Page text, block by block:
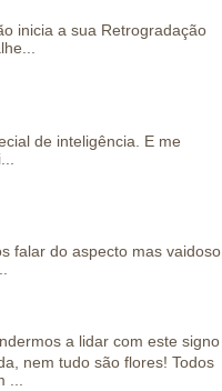
inicia a sua Retrogradação
de inteligência. E me
falar do aspecto mas vaidoso
a lidar com este signo
nem tudo são flores! Todos